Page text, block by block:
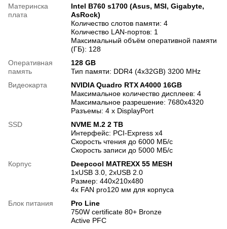
Материнска
плата
Intel B760 s1700 (Asus, MSI, Gigabyte,
AsRock)
Количество слотов памяти: 4
Количество LAN-портов: 1
Максимальный объём оперативной памяти
(ГБ): 128
Оперативная
память
128 GB
Тип памяти: DDR4 (4x32GB) 3200 MHz
Видеокарта
NVIDIA Quadro RTX A4000 16GB
Максимальное количество дисплеев: 4
Максимальное разрешение: 7680x4320
Разъемы: 4 x DisplayPort
SSD
NVME M.2 2 TB
Интерфейс: PCI-Express x4
Скорость чтения до 6000 МБ/с
Скорость записи до 5000 МБ/с
Корпус
Deepcool MATREXX 55 MESH
1xUSB 3.0, 2xUSB 2.0
Размер: 440х210х480
4x FAN pro120 мм для корпуса
Блок питания
Pro Line
750W certificate 80+ Bronze
Active PFC